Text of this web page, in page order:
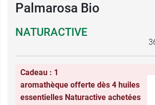
Palmarosa Bio
NATURACTIVE
Cadeau : 1
aromathèque offerte dès 4 huiles
essentielles Naturactive achetées